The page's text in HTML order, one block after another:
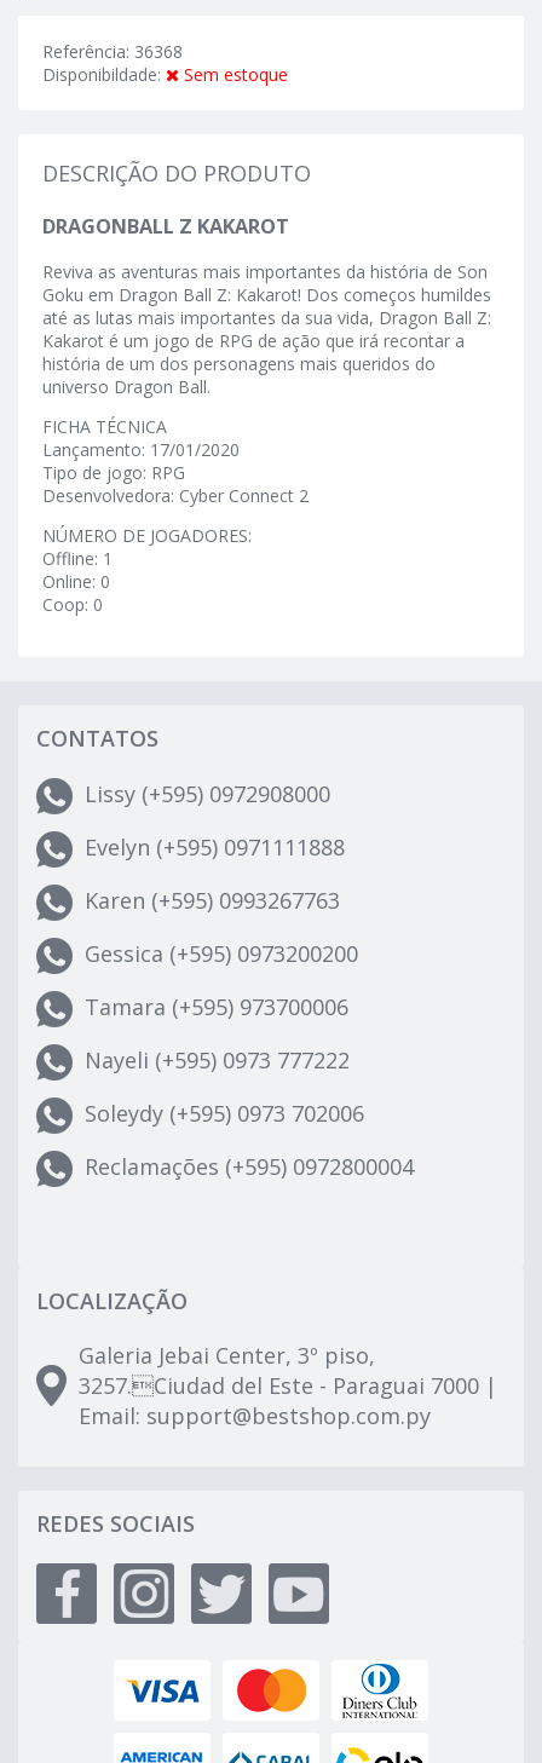
Referência: 36368
Disponibildade:
Sem estoque
DESCRIÇÃO DO PRODUTO
DRAGONBALL Z KAKAROT
Reviva as aventuras mais importantes da história de Son
Goku em Dragon Ball Z: Kakarot! Dos começos humildes
até as lutas mais importantes da sua vida, Dragon Ball Z:
Kakarot é um jogo de RPG de ação que irá recontar a
história de um dos personagens mais queridos do
universo Dragon Ball.
FICHA TÉCNICA
Lançamento: 17/01/2020
Tipo de jogo: RPG
Desenvolvedora: Cyber Connect 2
NÚMERO DE JOGADORES:
Offline: 1
Online: 0
Coop: 0
CONTATOS
Lissy (+595) 0972908000
Evelyn (+595) 0971111888
Karen (+595) 0993267763
Gessica (+595) 0973200200
Tamara (+595) 973700006
Nayeli (+595) 0973 777222
Soleydy (+595) 0973 702006
Reclamações (+595) 0972800004
LOCALIZAÇÃO
Galeria Jebai Center, 3º piso,
3257.Ciudad del Este - Paraguai 7000 |
Email: support@bestshop.com.py
REDES SOCIAIS